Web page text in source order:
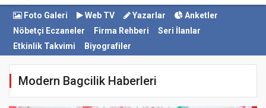
Foto Galeri Web TV Yazarlar
Anketler
Nöbetçi Eczaneler
Firma Rehberi
Seri İlanlar
Etkinlik Takvimi
Biyografiler
Modern Bagcilik Haberleri